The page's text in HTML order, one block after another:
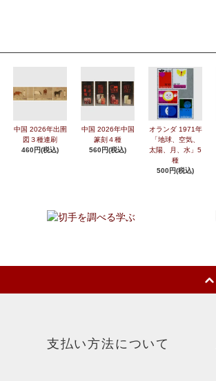
中国 2026年出圉
図３種連刷
460円(税込)
中国 2026年中国
篆刻４種
560円(税込)
オランダ 1971年
「地球、空気、
太陽、月、水」5
種
500円(税込)
支払い方法について